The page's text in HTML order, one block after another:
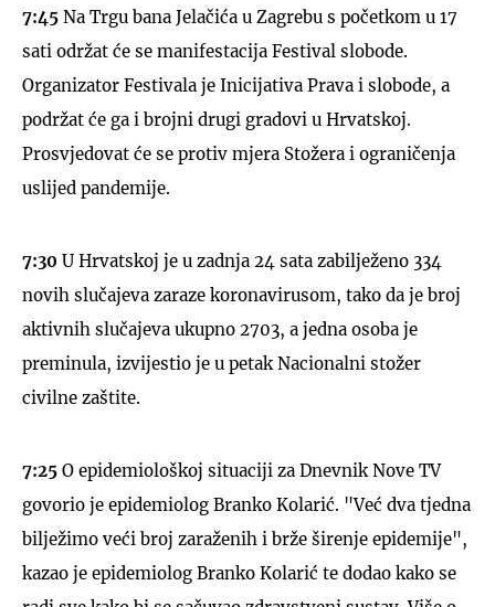
7:45 Na Trgu bana Jelačića u Zagrebu s početkom u 17
sati održat će se manifestacija Festival slobode.
Organizator Festivala je Inicijativa Prava i slobode, a
podržat će ga i brojni drugi gradovi u Hrvatskoj.
Prosvjedovat će se protiv mjera Stožera i ograničenja
uslijed pandemije.
7:30 U Hrvatskoj je u zadnja 24 sata zabilježeno 334
novih slučajeva zaraze koronavirusom, tako da je broj
aktivnih slučajeva ukupno 2703, a jedna osoba je
preminula, izvijestio je u petak Nacionalni stožer
civilne zaštite.
7:25 O epidemiološkoj situaciji za Dnevnik Nove TV
govorio je epidemiolog Branko Kolarić. "Već dva tjedna
bilježimo veći broj zaraženih i brže širenje epidemije",
kazao je epidemiolog Branko Kolarić te dodao kako se